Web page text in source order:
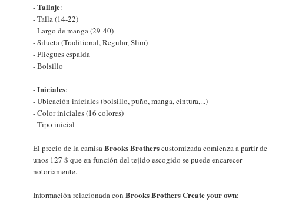
-Tallaje:
- Talla (14-22)
- Largo de manga (29-40)
- Silueta (Traditional, Regular, Slim)
- Pliegues espalda
- Bolsillo
-Iniciales:
- Ubicación iniciales (bolsillo, puño, manga, cintura,...)
- Color iniciales (16 colores)
- Tipo inicial
El precio de la camisaBrooks Brotherscustomizada comienza a partir de
unos 127 $ que en función del tejido escogido se puede encarecer
notoriamente.
Información relacionada con Brooks Brothers Create your own: